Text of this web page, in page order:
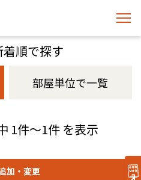
順で探す
部屋単位で一覧
1件～1件 を表示